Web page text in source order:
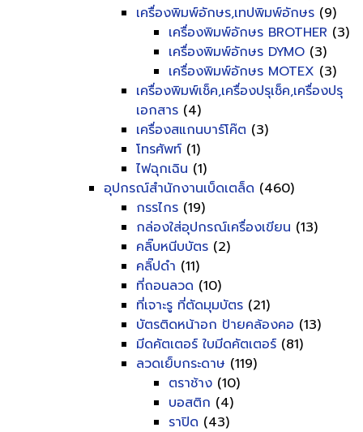
เครื่องพิมพ์อักษร,เทปพิมพ์อักษร (9)
เครื่องพิมพ์อักษร BROTHER (3)
เครื่องพิมพ์อักษร DYMO (3)
เครื่องพิมพ์อักษร MOTEX (3)
เครื่องพิมพ์เช็ค,เครื่องปรุเช็ค,เครื่องปรุ
เอกสาร (4)
เครื่องสแกนบาร์โค๊ต (3)
โทรศัพท์ (1)
ไฟฉุกเฉิน (1)
อุปกรณ์สำนักงานเบ็ดเตล็ด (460)
กรรไกร (19)
กล่องใส่อุปกรณ์เครื่องเขียน (13)
คลิ๊บหนีบบัตร (2)
คลิ๊ปดำ (11)
ที่ถอนลวด (10)
ที่เจาะรู ที่ตัดมุมบัตร (21)
บัตรติดหน้าอก ป้ายคล้องคอ (13)
มีดคัตเตอร์ ใบมีดคัตเตอร์ (81)
ลวดเย็บกระดาษ (119)
ตราช้าง (10)
บอสติก (4)
ราปิด (43)